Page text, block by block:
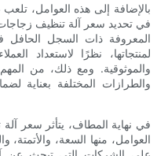
بالإضافة إلى هذه العوامل،
في تحديد سعر آلة تنظيف
المعروفة ذات السجل الحافل
لمنتجاتها، نظرًا لاستعداد
والموثوقية. ومع ذلك، من
والطرازات المختلفة بعناية
في نهاية المطاف، يتأثر سعر
العوامل، منها السعة، والأتمتة،